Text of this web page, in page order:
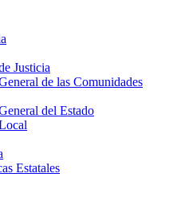
Justicia
de las Comunidades
del Estado
Estatales